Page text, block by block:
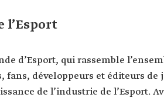
l’Esport
d’Esport, qui rassemble
fans, développeurs et éditeurs
de l’industrie de l’Esport.